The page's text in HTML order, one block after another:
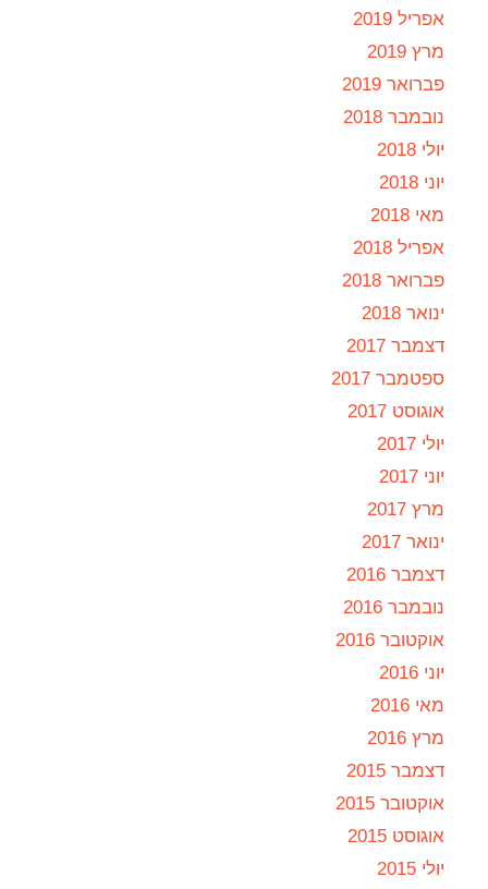
אפריל 2019
מרץ 2019
פברואר 2019
נובמבר 2018
יולי 2018
יוני 2018
מאי 2018
אפריל 2018
פברואר 2018
ינואר 2018
דצמבר 2017
ספטמבר 2017
אוגוסט 2017
יולי 2017
יוני 2017
מרץ 2017
ינואר 2017
דצמבר 2016
נובמבר 2016
אוקטובר 2016
יוני 2016
מאי 2016
מרץ 2016
דצמבר 2015
אוקטובר 2015
אוגוסט 2015
יולי 2015